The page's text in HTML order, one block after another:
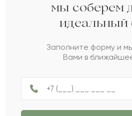
Альфия
Герда
А Айнаша
мы соберем
идеальный
Заполните форму и
Вами в